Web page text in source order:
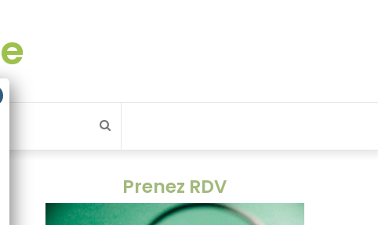
Rechercher
Prenez RDV